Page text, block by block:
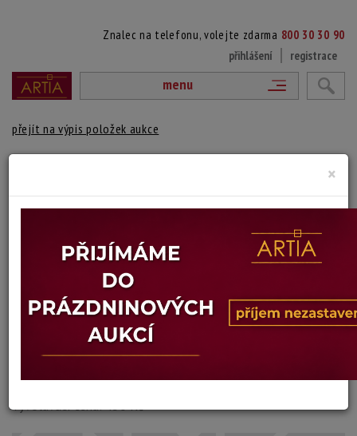
Znalec na telefonu, volejte zdarma 800 30 30 90
přihlášení
registrace
menu
přejít na výpis položek aukce
Šířka: 14,5 cm, výška: 12 cm, rámování: volný list
20.07.2026 20:01 SELČ
Dosažená cena:neprodáno
Vyvolávací cena: 450 Kč
×